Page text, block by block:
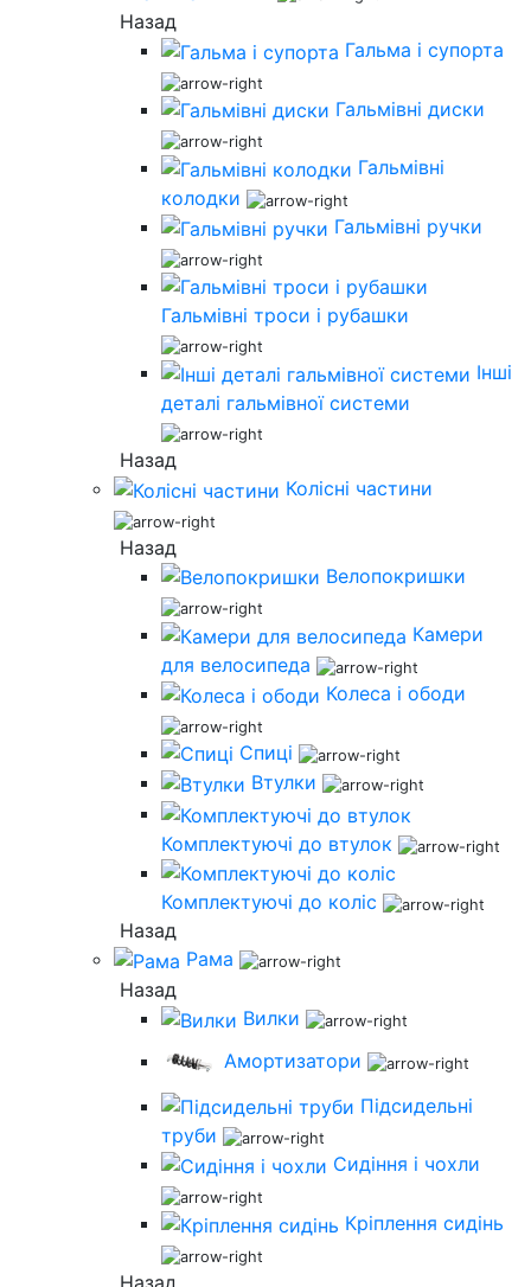
Назад
Гальма і супорта
Гальмівні диски
Гальмівні
колодки
Гальмівні ручки
Гальмівні троси і рубашки
Інші
деталі гальмівної системи
Назад
Колісні частини
Назад
Велопокришки
Камери
для велосипеда
Колеса і ободи
Спиці
Втулки
Комплектуючі до втулок
Комплектуючі до коліс
Назад
Рама
Назад
Вилки
Амортизатори
Підсидельні
труби
Сидіння і чохли
Кріплення сидінь
Назад